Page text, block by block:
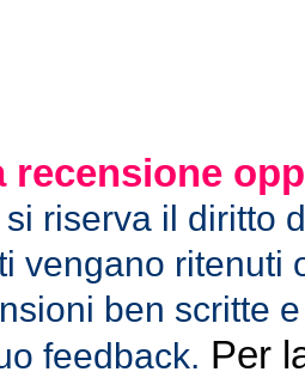
recensione
riserva il diritto
vengano ritenuti
ben scritte
feedback. Per